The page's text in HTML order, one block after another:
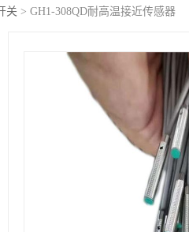
关 > GH1-308QD耐高温接近传感器